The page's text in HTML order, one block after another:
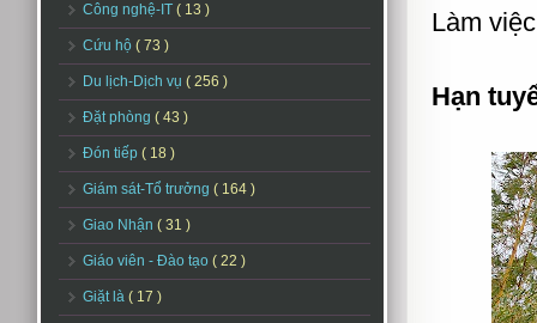
Công nghệ-IT ( 13 )
Cứu hộ ( 73 )
Du lịch-Dịch vụ ( 256 )
Đặt phòng ( 43 )
Đón tiếp ( 18 )
Giám sát-Tổ trưởng ( 164 )
Giao Nhận ( 31 )
Giáo viên - Đào tạo ( 22 )
Giặt là ( 17 )
Làm
Hạn